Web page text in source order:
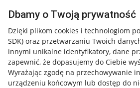
Dbamy o Twoją prywatność
Dzięki plikom cookies i technologiom
SDK) oraz przetwarzaniu Twoich
innymi unikalne identyfikatory, dane
zapewnić, że dopasujemy do Ciebie
Wyrażając zgodę na przechowywanie
urządzeniu końcowym lub dostęp do